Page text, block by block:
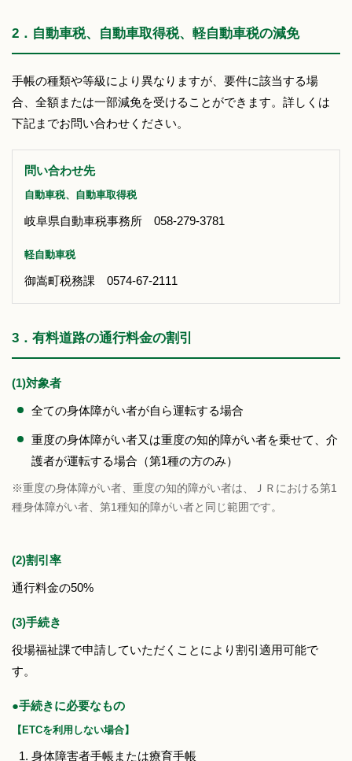
2．自動車税、自動車取得税、軽自動車税の減免
手帳の種類や等級により異なりますが、要件に該当する場
合、全額または一部減免を受けることができます。詳しくは
下記までお問い合わせください。
問い合わせ先
自動車税、自動車取得税
岐阜県自動車税事務所 058-279-3781
軽自動車税
御嵩町税務課 0574-67-2111
3．有料道路の通行料金の割引
(1)対象者
全ての身体障がい者が自ら運転する場合
重度の身体障がい者又は重度の知的障がい者を乗せて、介
護者が運転する場合（第1種の方のみ）
※重度の身体障がい者、重度の知的障がい者は、ＪＲにおける第1
種身体障がい者、第1種知的障がい者と同じ範囲です。
(2)割引率
通行料金の50%
(3)手続き
役場福祉課で申請していただくことにより割引適用可能で
す。
●手続きに必要なもの
【ETCを利用しない場合】
身体障害者手帳または療育手帳